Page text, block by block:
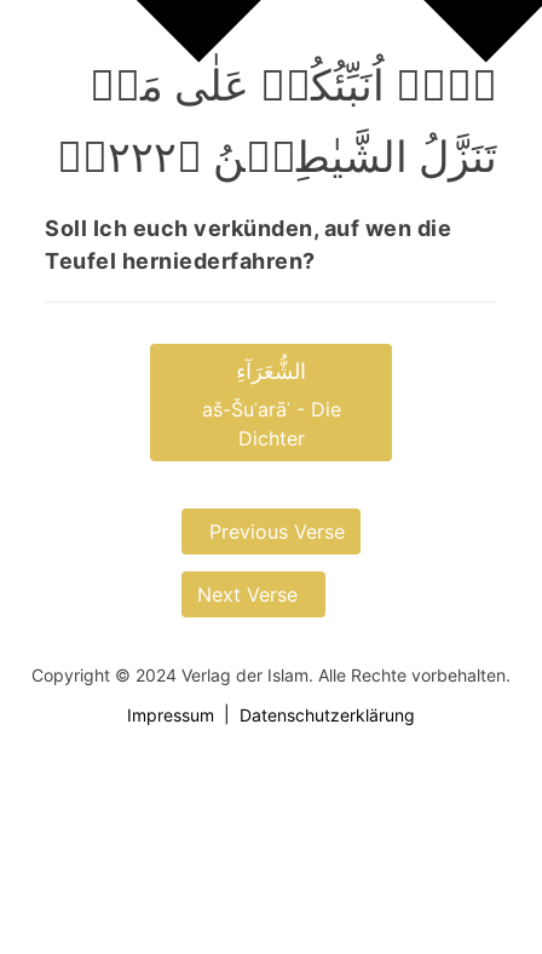
ہَلۡ اُنَبِّئُکُمۡ عَلٰی مَنۡ
تَنَزَّلُ الشَّیٰطِیۡنُ ﴿۲۲۲﴾ؕ
Soll Ich euch verkünden, auf wen die
Teufel herniederfahren?
الشُّعَرَآءِ
aš-Šuʿarāʾ - Die
Dichter
Previous Verse
Next Verse
Copyright © 2024 Verlag der Islam. Alle Rechte vorbehalten.
Impressum
Datenschutzerklärung